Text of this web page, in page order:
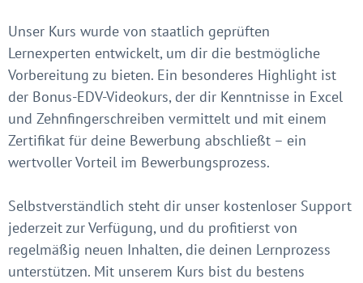
Unser Kurs wurde von staatlich geprüften
Lernexperten entwickelt, um dir die bestmögliche
Vorbereitung zu bieten. Ein besonderes Highlight ist
der Bonus-EDV-Videokurs, der dir Kenntnisse in Excel
und Zehnfingerschreiben vermittelt und mit einem
Zertifikat für deine Bewerbung abschließt – ein
wertvoller Vorteil im Bewerbungsprozess.
Selbstverständlich steht dir unser kostenloser Support
jederzeit zur Verfügung, und du profitierst von
regelmäßig neuen Inhalten, die deinen Lernprozess
unterstützen. Mit unserem Kurs bist du bestens